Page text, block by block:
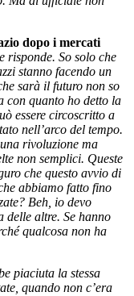
dopo i mercati
risponde. So solo che
stanno facendo un
sarà il futuro non so
con quanto ho detto la
essere circoscritto a
nell’arco del tempo.
rivoluzione ma
non semplici. Queste
che questo avvio di
abbiamo fatto fino
Beh, io devo
delle altre. Se hanno
qualcosa non ha
piaciuta la stessa
quando non c’era